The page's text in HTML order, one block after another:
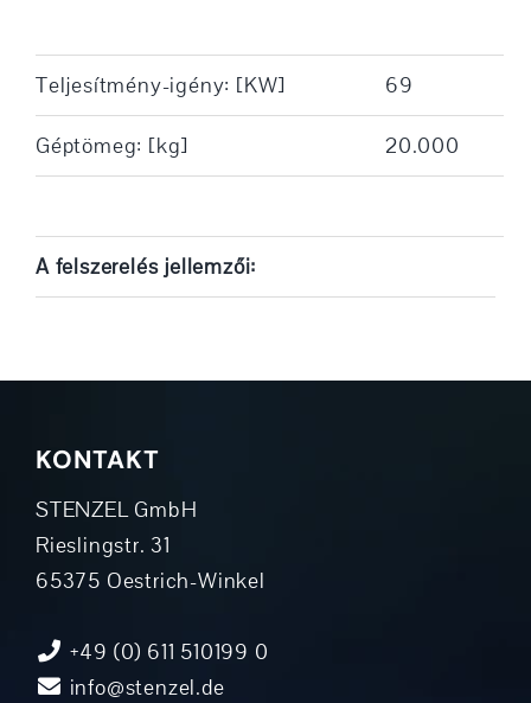
Teljesítmény-igény: [KW] 69
Géptömeg: [kg] 20.000
A felszerelés jellemzői:
KONTAKT
STENZEL GmbH
Rieslingstr. 31
65375 Oestrich-Winkel
+49 (0) 611 510199 0
info@stenzel.de